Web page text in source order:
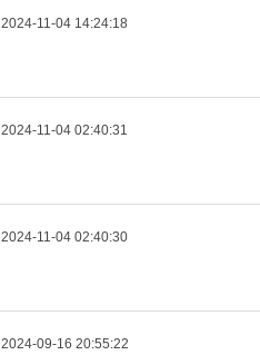
2024-11-04 14:24:18
2024-11-04 02:40:31
2024-11-04 02:40:30
2024-09-16 20:55:22